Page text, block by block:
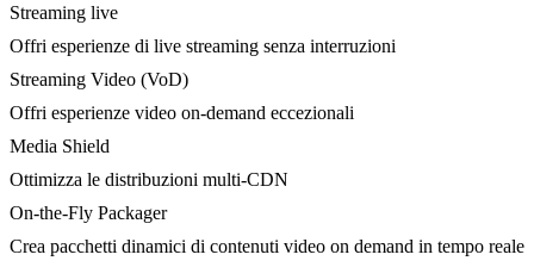
Streaming live
Offri esperienze di live streaming senza interruzioni
Streaming Video (VoD)
Offri esperienze video on-demand eccezionali
Media Shield
Ottimizza le distribuzioni multi-CDN
On-the-Fly Packager
Crea pacchetti dinamici di contenuti video on demand in tempo reale